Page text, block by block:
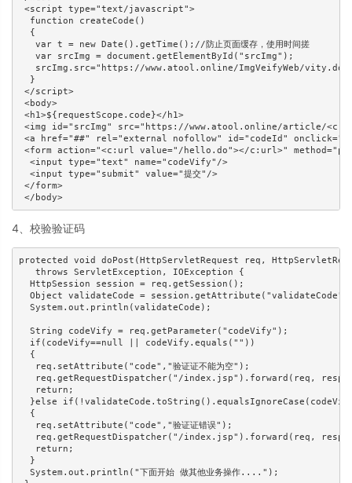
<script type="text/javascript">
  function createCode()
  {
   var t = new Date().getTime();//防止页面缓存，使用时间搓
   var srcImg = document.getElementById("srcImg");
srcImg.src="https://www.atool.online/ImgVeifyWeb/
  }
</script>
<body>
<h1>${requestScope.code}</h1>
<img id="srcImg" src="https://www.atool.online/article/<c:url
<a href="##" rel="external nofollow" id="codeId"
<form action="<c:url value="/hello.do"></c:url>"
  <input type="text" name="codeVify"/>
  <input type="submit" value="提交"/>
</form>
4、校验验证码
protected void doPost(HttpServletRequest req,
   throws ServletException, IOException {
  HttpSession session = req.getSession();
Object validateCode =
  System.out.println(validateCode);
  String codeVify = req.getParameter("codeVify");
  if(codeVify==null || codeVify.equals(""))
  {
   req.setAttribute("code","验证证不能为空");
req.getRequestDispatcher("/index.jsp").forward(req,
   return;
}else
  {
   req.setAttribute("code","验证证错误");
req.getRequestDispatcher("/index.jsp").forward(req,
   return;
  }
  System.out.println("下面开始 做其他业务操作....");